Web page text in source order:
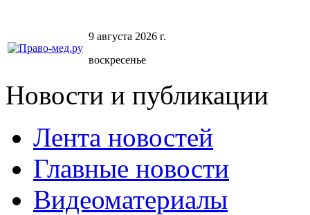
9 августа 2026 г.
воскресенье
Новости и публикации
Лента новостей
Главные новости
Видеоматериалы